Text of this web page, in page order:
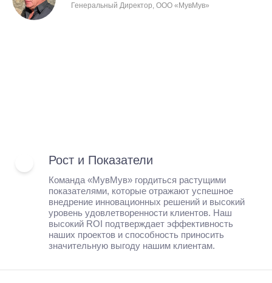
Генеральный Директор, ООО «МувМув»
Рост и Показатели
Команда «МувМув» гордиться растущими
показателями, которые отражают успешное
внедрение инновационных решений и высокий
уровень удовлетворенности клиентов. Наш
высокий ROI подтверждает эффективность
наших проектов и способность приносить
значительную выгоду нашим клиентам.